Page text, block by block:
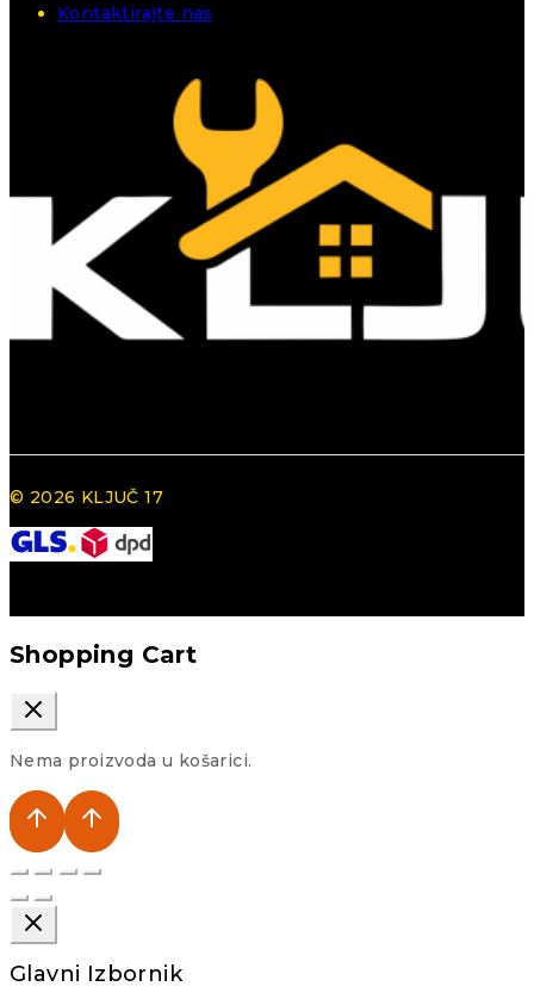
Kontaktirajte nas
© 2026 KLJUČ 17
Shopping Cart
Nema proizvoda u košarici.
Glavni Izbornik